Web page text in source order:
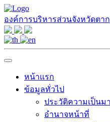
องค์การบริหารส่วนจังหวัดตาก
หน้าแรก
ข้อมูลทั่วไป
ประวัติความเป็นมา
อำนาจหน้าที่